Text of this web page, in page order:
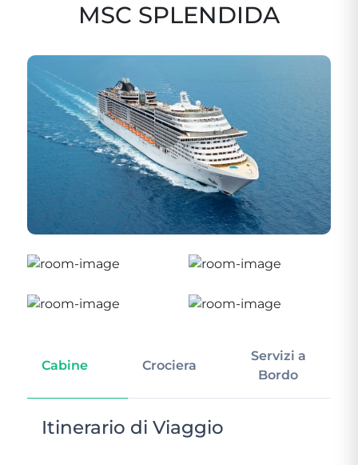
MSC SPLENDIDA
Cabine Crociera
Servizi a
Bordo
Itinerario di Viaggio